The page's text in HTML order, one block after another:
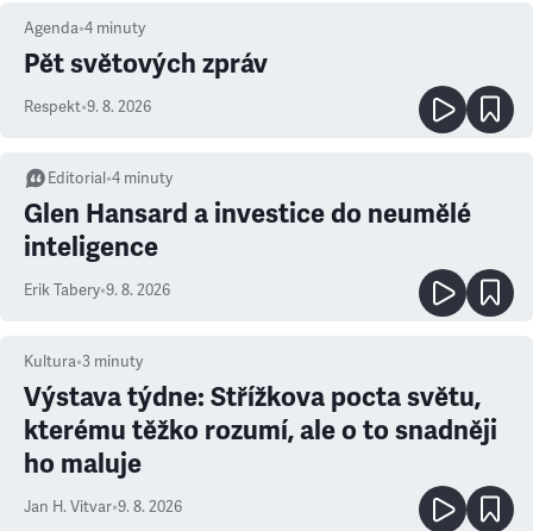
Agenda•4 minuty
Pět světových zpráv
Respekt•9. 8. 2026
Editorial •4 minuty
Glen Hansard a investice do neumělé
inteligence
Erik Tabery•9. 8. 2026
Kultura•3 minuty
Výstava týdne: Střížkova pocta světu,
kterému těžko rozumí, ale o to snadněji
ho maluje
Jan H. Vitvar•9. 8. 2026